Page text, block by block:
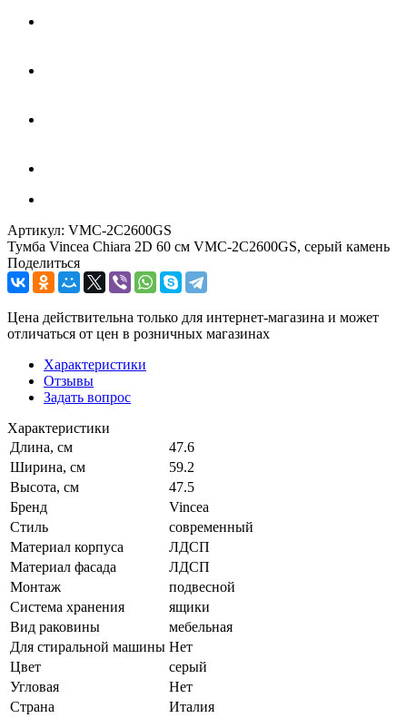
Артикул: VMC-2C2600GS
Тумба Vincea Chiara 2D 60 см VMC-2C2600GS, серый камень
Поделиться
Цена действительна только для интернет-магазина и может
отличаться от цен в розничных магазинах
Характеристики
Отзывы
Задать вопрос
Характеристики
Длина, см
47.6
Ширина, см
59.2
Высота, см
47.5
Бренд
Vincea
Стиль
современный
Материал корпуса
ЛДСП
Материал фасада
ЛДСП
Монтаж
подвесной
Система хранения
ящики
Вид раковины
мебельная
Для стиральной машины Нет
Цвет
серый
Угловая
Нет
Страна
Италия